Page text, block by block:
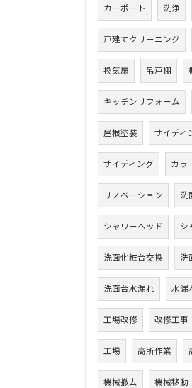
カーポート 洗浄
戸建てクリーニング
換気扇 吊戸棚
キッチンリフォーム
屋根塗装 サイディ
サイディング カラ
リノベーション 洗
シャワーヘッド シ
洗面化粧台交換 洗
洗面台水漏れ 水漏
工場改修 改修工事
工場 高所作業
機械撤去 機械移動